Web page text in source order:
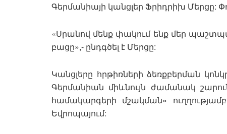
Գերմանիայի կանցլեր Ֆրիդրիխ Մերցը:
«Սրանով մենք փակում ենք մեր
բացը»,- ընդգծել է Մերցը:
Կանցլերը հրթիռների ձեռքբերման
Գերմանիան միևնույն ժամանակ
համակարգերի մշակման»
Եվրոպայում: